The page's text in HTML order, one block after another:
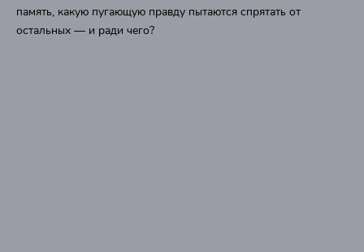
память, какую пугающую правду пытаются спрятать от
остальных — и ради чего?